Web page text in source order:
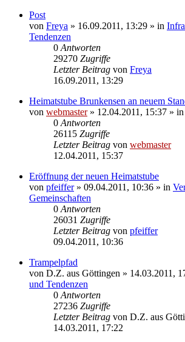
Post
von Freya » 16.09.2011, 13:29 » in
Tendenzen
0 Antworten
29270 Zugriffe
Letzter Beitrag von Freya
16.09.2011, 13:29
Heimatstube Brunkensen an neuem
von webmaster» 12.04.2011, 15:37 » in
0 Antworten
26115 Zugriffe
Letzter Beitrag von webmaster
12.04.2011, 15:37
Eröffnung der neuen Heimatstube
von pfeiffer» 09.04.2011, 10:36 » in
Gemeinschaften
0 Antworten
26031 Zugriffe
Letzter Beitrag von pfeiffer
09.04.2011, 10:36
Trampelpfad
von D.Z. aus Göttingen » 14.03.2011,
und Tendenzen
0 Antworten
27236 Zugriffe
Letzter Beitrag von D.Z. aus
14.03.2011, 17:22